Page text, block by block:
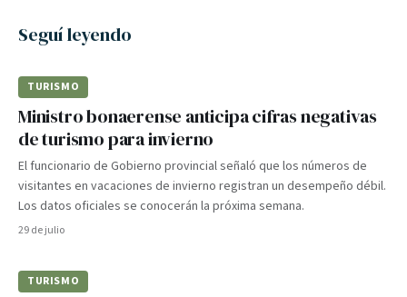
Seguí leyendo
TURISMO
Ministro bonaerense anticipa cifras negativas
de turismo para invierno
El funcionario de Gobierno provincial señaló que los números de
visitantes en vacaciones de invierno registran un desempeño débil.
Los datos oficiales se conocerán la próxima semana.
29 de julio
TURISMO